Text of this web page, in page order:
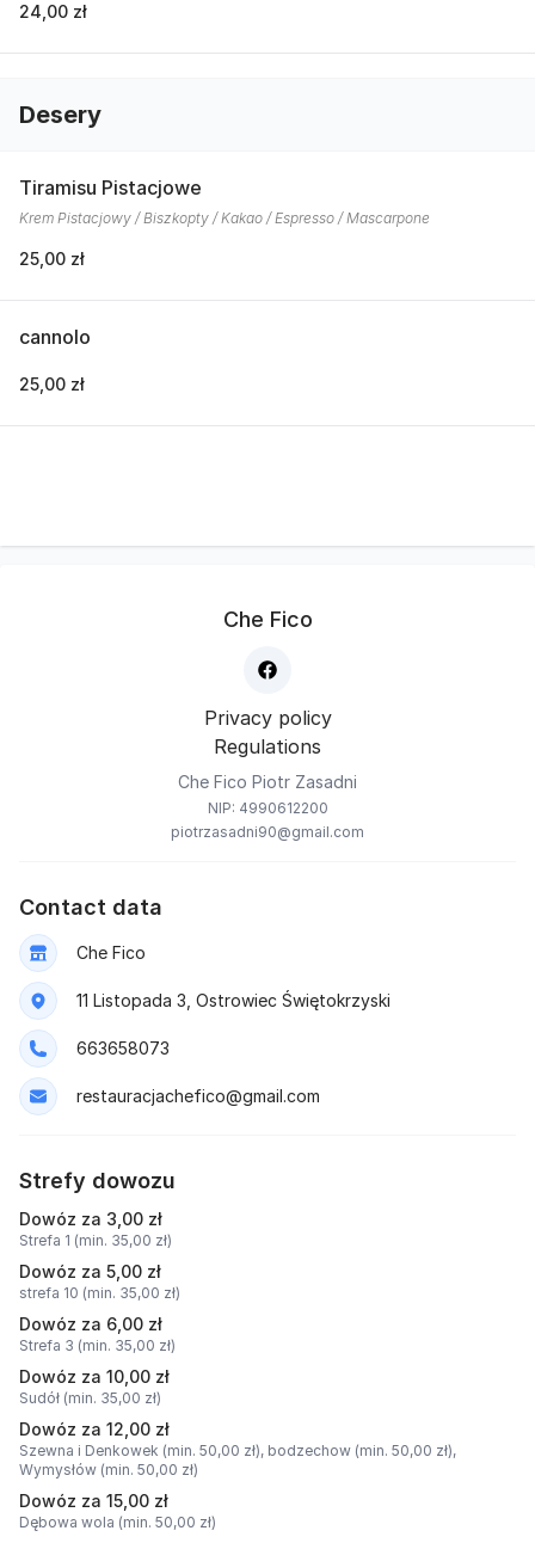
24,00 zł
Desery
Tiramisu Pistacjowe
Krem Pistacjowy / Biszkopty / Kakao / Espresso / Mascarpone
25,00 zł
cannolo
25,00 zł
Che Fico
Privacy policy
Regulations
Che Fico Piotr Zasadni
NIP: 4990612200
piotrzasadni90@gmail.com
Contact data
Che Fico
11 Listopada 3, Ostrowiec Świętokrzyski
663658073
restauracjachefico@gmail.com
Strefy dowozu
Dowóz za 3,00 zł
Strefa 1 (min. 35,00 zł)
Dowóz za 5,00 zł
strefa 10 (min. 35,00 zł)
Dowóz za 6,00 zł
Strefa 3 (min. 35,00 zł)
Dowóz za 10,00 zł
Sudół (min. 35,00 zł)
Dowóz za 12,00 zł
Szewna i Denkowek (min. 50,00 zł), bodzechow (min. 50,00 zł),
Wymysłów (min. 50,00 zł)
Dowóz za 15,00 zł
Dębowa wola (min. 50,00 zł)